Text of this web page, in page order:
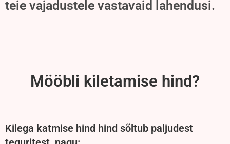
teie vajadustele vastavaid lahendusi.
Mööbli kiletamise hind?
Kilega katmise hind hind sõltub paljudest